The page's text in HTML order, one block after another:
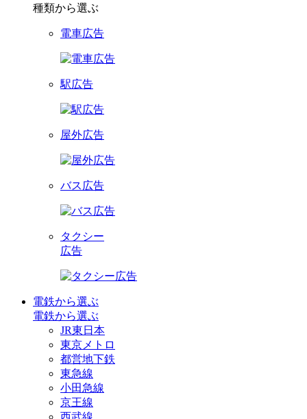
種類から選ぶ
電車広告
駅広告
屋外広告
バス広告
タクシー
広告
電鉄から選ぶ
電鉄から選ぶ
JR東日本
東京メトロ
都営地下鉄
東急線
小田急線
京王線
西武線